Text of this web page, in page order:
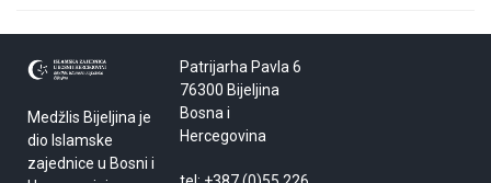
Medžlis Bijeljina je
dio Islamske
zajednice u Bosni i
Patrijarha Pavla 6
76300 Bijeljina
Bosna i
Hercegovina